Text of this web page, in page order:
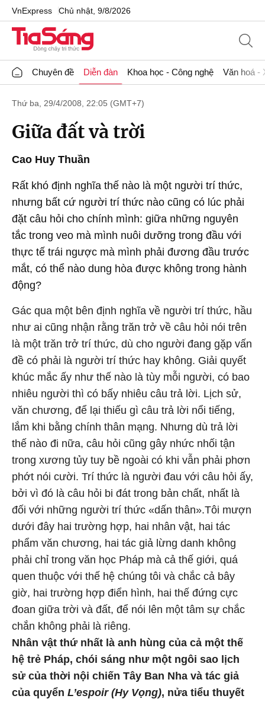
VnExpress Chủ nhật, 9/8/2026
Chuyên đề Diễn đàn Khoa học - Công nghệ Văn hoá -
Thứ ba, 29/4/2008, 22:05 (GMT+7)
Giữa đất và trời
Cao Huy Thuần
Rất khó định nghĩa thế nào là một người trí thức,
nhưng bất cứ người trí thức nào cũng có lúc phải
đặt câu hỏi cho chính mình: giữa những nguyên
tắc trong veo mà mình nuôi dưỡng trong đầu với
thực tế trái ngược mà mình phải đương đầu trước
mắt, có thể nào dung hòa được không trong hành
động?
Gác qua một bên định nghĩa về người trí thức, hầu
như ai cũng nhận rằng trăn trở về câu hỏi nói trên
là một trăn trở trí thức, dù cho người đang gặp vấn
đề có phải là người trí thức hay không. Giải quyết
khúc mắc ấy như thế nào là tùy mỗi người, có bao
nhiêu người thì có bấy nhiêu câu trả lời. Lịch sử,
văn chương, để lại thiếu gì câu trả lời nổi tiếng,
lắm khi bằng chính thân mạng. Nhưng dù trả lời
thế nào đi nữa, câu hỏi cũng gây nhức nhối tận
trong xương tủy tuy bề ngoài có khi vẫn phải phơn
phớt nói cười. Trí thức là người đau với câu hỏi ấy,
bởi vì đó là câu hỏi bi đát trong bản chất, nhất là
đối với những người trí thức «dấn thân».Tôi mượn
dưới đây hai trường hợp, hai nhân vật, hai tác
phẩm văn chương, hai tác giả lừng danh không
phải chỉ trong văn học Pháp mà cả thế giới, quá
quen thuộc với thế hệ chúng tôi và chắc cả bây
giờ, hai trường hợp điển hình, hai thế đứng cực
đoan giữa trời và đất, để nói lên một tâm sự chắc
chắn không phải là riêng.
Nhân vật thứ nhất là anh hùng của cả một thế
hệ trẻ Pháp, chói sáng như một ngôi sao lịch
sử của thời nội chiến Tây Ban Nha và tác giả
của quyển L’espoir (Hy Vọng), nửa tiểu thuyết